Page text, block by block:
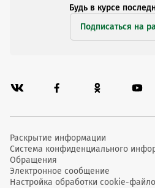
Будь в курсе
Подписаться на
Раскрытие информации
Система конфиденциального
Обращения
Электронное сообщение
Настройка обработки cookie-